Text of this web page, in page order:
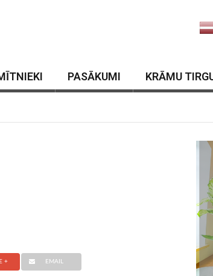
PASĀKUMI KRĀMU
+ EMAIL